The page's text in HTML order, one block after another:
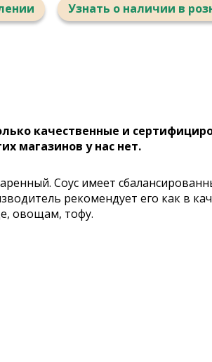
Узнать о наличии в
качественные и
магазинов у нас нет.
Соус имеет
рекомендует его как в
овощам, тофу.